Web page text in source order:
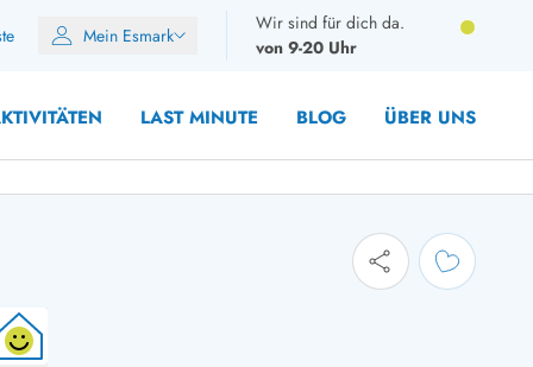
Mein Esmark
Wir sind für dich da.
von 9-20 Uhr
LAST MINUTE BLOG ÜBER UNS